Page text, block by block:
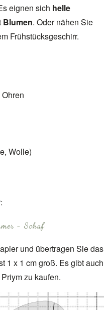
eignen sich helle
Blumen. Oder nähen Sie
Frühstücksgeschirr.
Wolle)
- Schaf
und übertragen Sie das
1 x 1 cm groß. Es gibt auch
zu kaufen.